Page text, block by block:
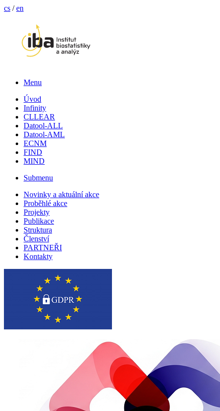
cs /en
Menu
Úvod
Infinity
CLLEAR
Datool-ALL
Datool-AML
ECNM
FIND
MIND
Submenu
Novinky a aktuální akce
Proběhlé akce
Projekty
Publikace
Struktura
Členství
PARTNEŘI
Kontakty